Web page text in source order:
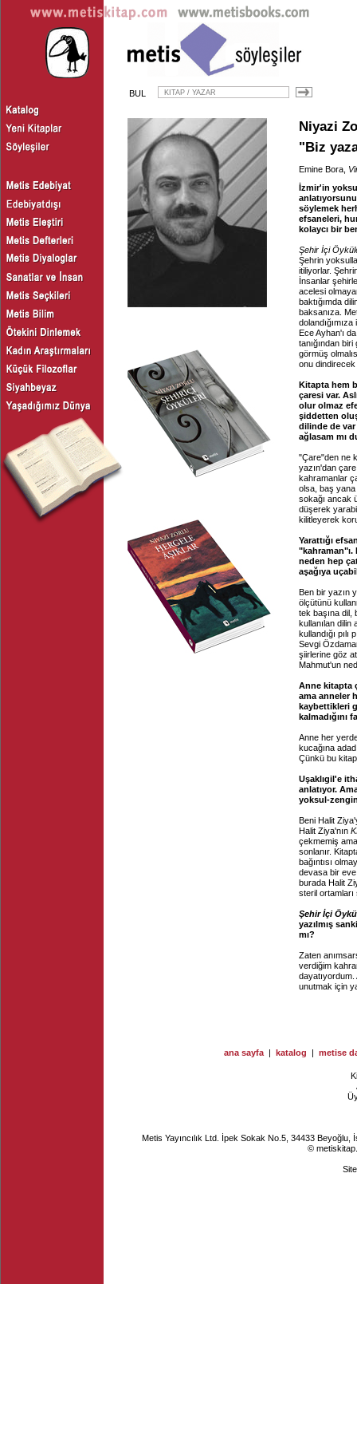
BUL
Niyazi
"Biz
Emine Bora,
İzmir'in
söylemek
efsaneleri,
kolaycı bir
Şehir İçi
Şehrin
itiliyorlar.
İnsanlar
acelesi
baktığımda
baksanıza.
Ece Ayhan'ı
tanığından
görmüş
onu dindirecek
Kitapta hem
çaresi var.
olur olmaz
şiddetten
dilinde de var
ağlasam mı
"Çare"den ne
yazın'dan
kahramanlar
olsa, baş yana
sokağı ancak
düşerek
kilitleyerek
Yarattığı
neden hep
aşağıya
Ben bir yazın
ölçütünü
tek başına dil,
kullanılan dilin
kullandığı
Sevgi
şiirlerine göz
Mahmut'un
Anne kitapta
ama anneler
kaybettikleri
kalmadığını
Anne her
kucağına
Çünkü bu
Uşaklıgil'e
anlatıyor.
yoksul-
Beni Halit
Halit Ziya'nın
çekmemiş
sonlanır.
bağıntısı
devasa bir
burada Halit
steril
Şehir İçi
yazılmış
mı?
Zaten
verdiğim
dayatıyordum.
unutmak için
ana sayfa | katalog | metise
Metis Yayıncılık Ltd. İpek Sokak No.5, 34433
©